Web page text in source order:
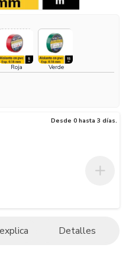
Roja
Verde
Desde 0 hasta 3 días.
Detalles